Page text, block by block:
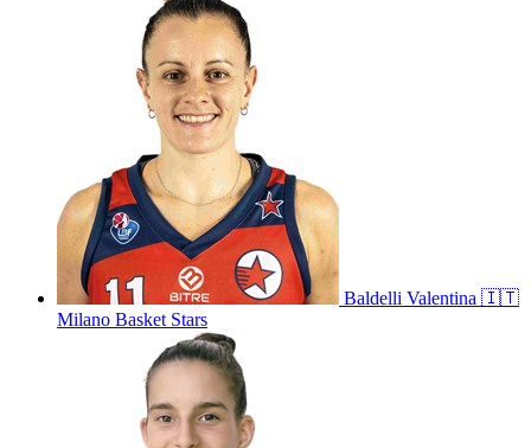
Baldelli Valentina 🇮🇹
Milano Basket Stars